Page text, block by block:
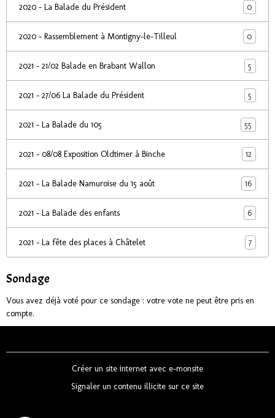
2020 - La Balade du Président 0
2020 - Rassemblement à Montigny-le-Tilleul 0
2021 - 21/02 Balade en Brabant Wallon 5
2021 - 27/06 La Balade du Président 5
2021 - La Balade du 105 55
2021 - 08/08 Exposition Oldtimer à Binche 12
2021 - La Balade Namuroise du 15 août 16
2021 - La Balade des enfants 6
2021 - La fête des places à Châtelet 7
Sondage
Vous avez déjà voté pour ce sondage : votre vote ne peut être pris en
compte.
Créer un site internet avec e-monsite
Signaler un contenu illicite sur ce site